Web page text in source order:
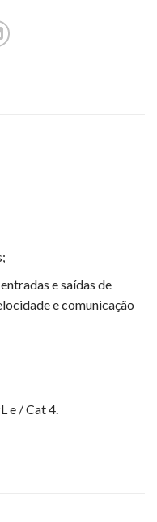
e saídas de
e comunicação
e / Cat 4.